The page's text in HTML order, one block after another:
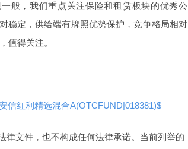
般，我们重点关注保险和租赁板块的优秀公
稳定，供给端有牌照优势保护，竞争格局相对
值得关注。
信红利精选混合A(OTCFUND|018381)$
律文件，也不构成任何法律承诺。当前列举的